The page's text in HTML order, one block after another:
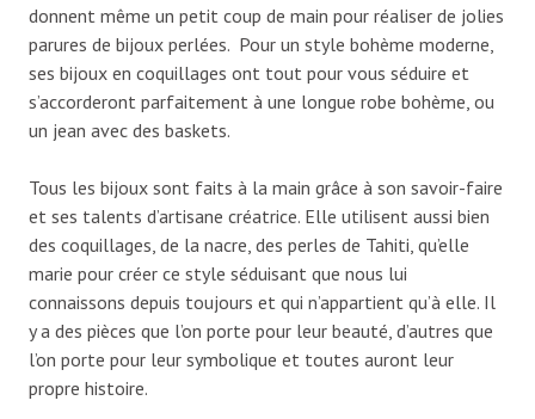
donnent même un petit coup de main pour réaliser de jolies
parures de bijoux perlées. Pour un style bohème moderne,
ses bijoux en coquillages ont tout pour vous séduire et
s’accorderont parfaitement à une longue robe bohème, ou
un jean avec des baskets.
Tous les bijoux sont faits à la main grâce à son savoir-faire
et ses talents d’artisane créatrice. Elle utilisent aussi bien
des coquillages, de la nacre, des perles de Tahiti, qu’elle
marie pour créer ce style séduisant que nous lui
connaissons depuis toujours et qui n’appartient qu’à elle. Il
y a des pièces que l’on porte pour leur beauté, d’autres que
l’on porte pour leur symbolique et toutes auront leur
propre histoire.